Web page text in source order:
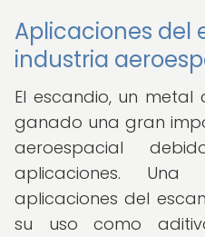
Aplicaciones del
industria
El escandio, un metal
ganado una gran
aeroespacial
aplicaciones.
aplicaciones del
su uso como